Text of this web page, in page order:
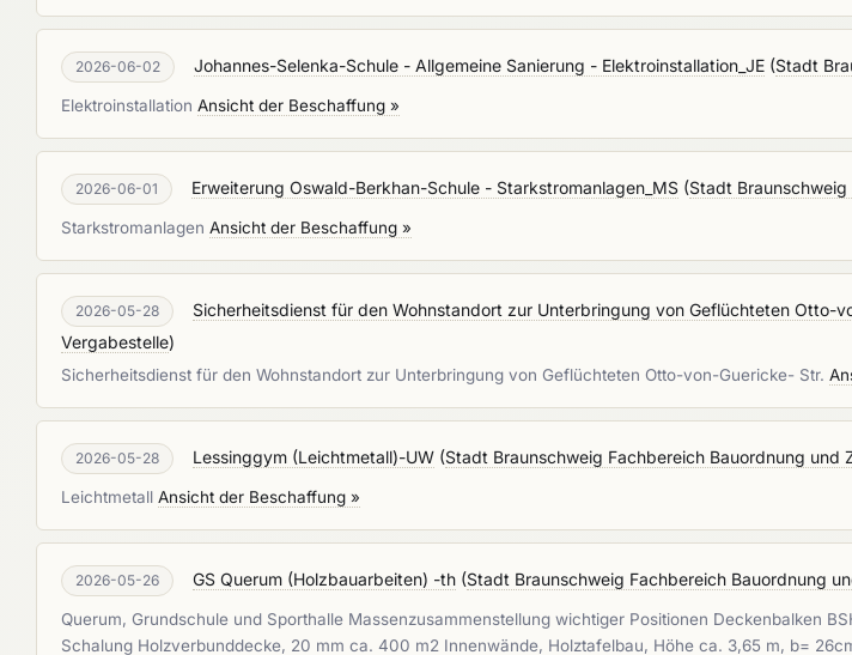
2026-06-02 Johannes-Selenka-Schule - Allgemeine Sanierung - Elektroinstallation_JE (Stadt
Elektroinstallation Ansicht der Beschaffung »
2026-06-01 Erweiterung Oswald-Berkhan-Schule - Starkstromanlagen_MS (Stadt
Starkstromanlagen Ansicht der Beschaffung »
2026-05-28 Sicherheitsdienst für den Wohnstandort zur Unterbringung von Geflüchteten Otto-
Vergabestelle)
Sicherheitsdienst für den Wohnstandort zur Unterbringung von Geflüchteten Otto-von-Guericke- Str.
2026-05-28 Lessinggym (Leichtmetall)-UW (Stadt Braunschweig Fachbereich Bauordnung und
Leichtmetall Ansicht der Beschaffung »
2026-05-26 GS Querum (Holzbauarbeiten) -th (Stadt Braunschweig Fachbereich Bauordnung
Querum, Grundschule und Sporthalle Massenzusammenstellung wichtiger Positionen Deckenbalken
Schalung Holzverbunddecke, 20 mm ca. 400 m2 Innenwände, Holztafelbau, Höhe ca. 3,65 m, b=